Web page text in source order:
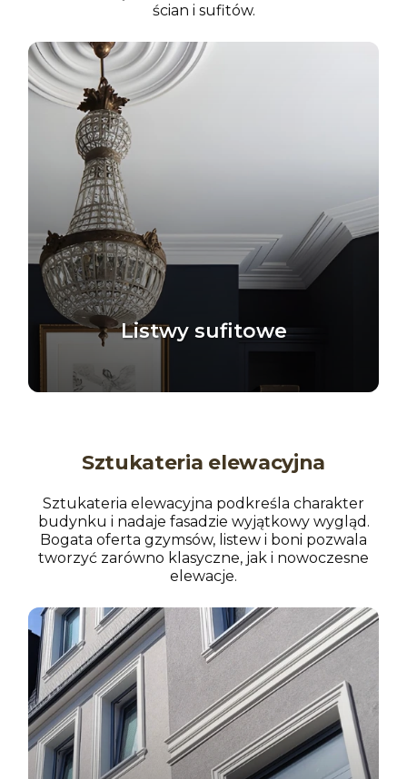
ścian i sufitów.
Listwy sufitowe
Sztukateria elewacyjna
Sztukateria elewacyjna podkreśla charakter
budynku i nadaje fasadzie wyjątkowy wygląd.
Bogata oferta gzymsów, listew i boni pozwala
tworzyć zarówno klasyczne, jak i nowoczesne
elewacje.